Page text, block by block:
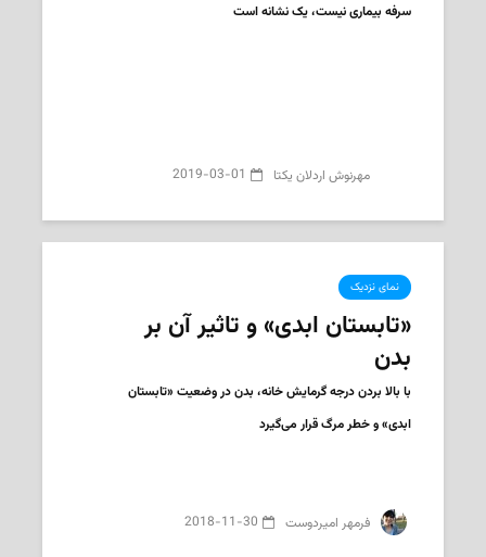
سرفه بیماری نیست، یک نشانه است
‌‌ مهرنوش اردلان یکتا 2019-03-01
نمای نزدیک
«تابستان ابدی» و تاثیر آن بر
بدن
با بالا بردن درجه گرمایش خانه، بدن در وضعیت «تابستان
ابدی» و خطر مرگ قرار می‌گیرد
‌ فرمهر امیردوست 2018-11-30